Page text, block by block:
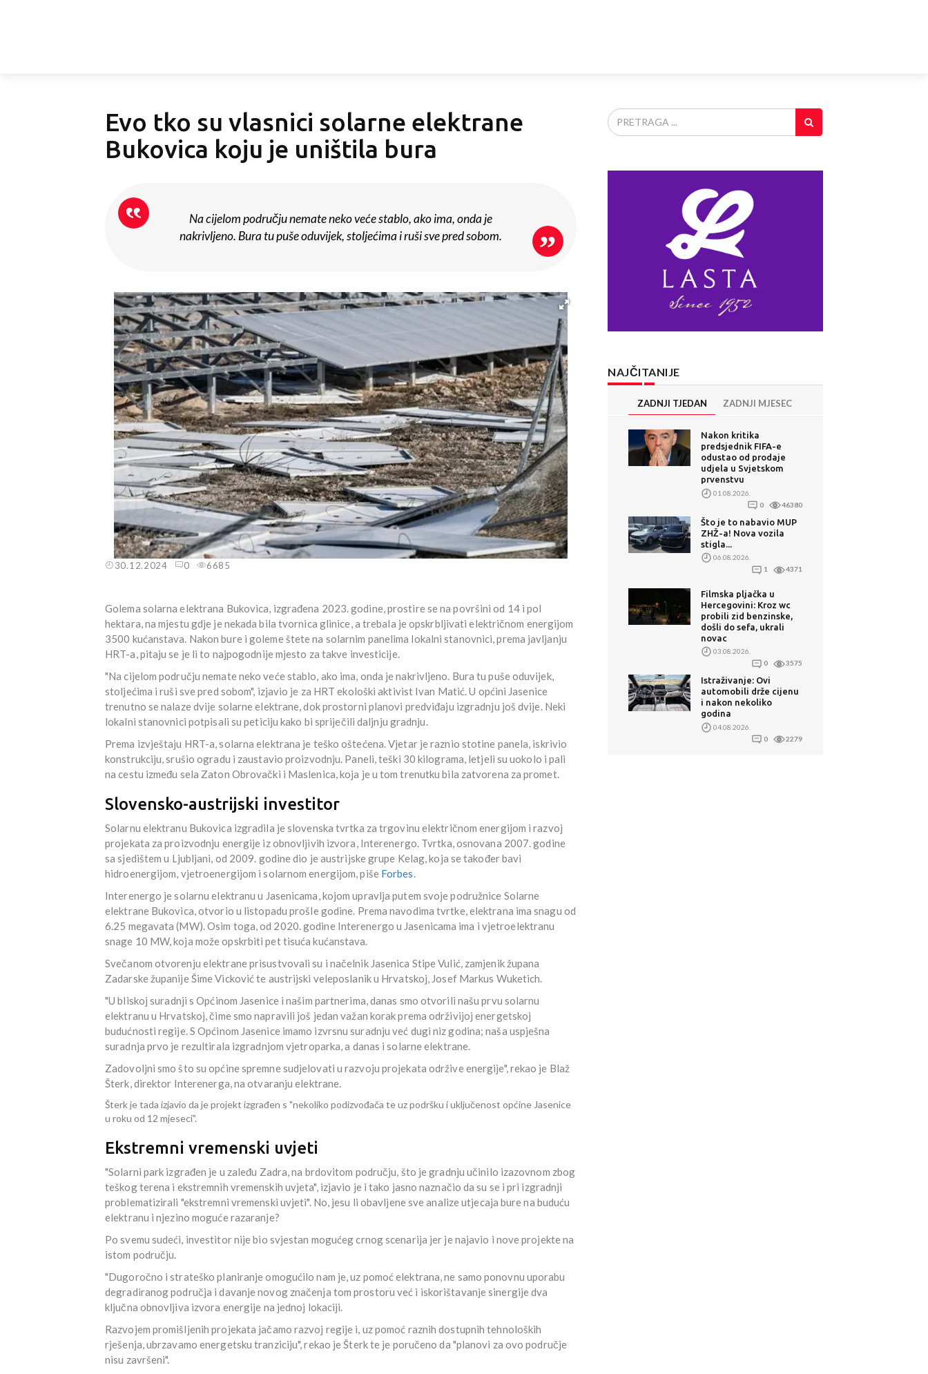
Evo tko su vlasnici solarne elektrane
Bukovica koju je uništila bura
Na cijelom području nemate neko veće stablo, ako ima, onda je
nakrivljeno. Bura tu puše oduvijek, stoljećima i ruši sve pred sobom.
30.12.2024 0 6685
Golema solarna elektrana Bukovica, izgrađena 2023. godine, prostire se na površini od 14 i pol
hektara, na mjestu gdje je nekada bila tvornica glinice, a trebala je opskrbljivati električnom energijom
3500 kućanstava. Nakon bure i goleme štete na solarnim panelima lokalni stanovnici, prema javljanju
HRT-a, pitaju se je li to najpogodnije mjesto za takve investicije.
"Na cijelom području nemate neko veće stablo, ako ima, onda je nakrivljeno. Bura tu puše oduvijek,
stoljećima i ruši sve pred sobom", izjavio je za HRT ekološki aktivist Ivan Matić. U općini Jasenice
trenutno se nalaze dvije solarne elektrane, dok prostorni planovi predviđaju izgradnju još dvije. Neki
lokalni stanovnici potpisali su peticiju kako bi spriječili daljnju gradnju.
Prema izvještaju HRT-a, solarna elektrana je teško oštećena. Vjetar je raznio stotine panela, iskrivio
konstrukciju, srušio ogradu i zaustavio proizvodnju. Paneli, teški 30 kilograma, letjeli su uokolo i pali
na cestu između sela Zaton Obrovački i Maslenica, koja je u tom trenutku bila zatvorena za promet.
Slovensko-austrijski investitor
Solarnu elektranu Bukovica izgradila je slovenska tvrtka za trgovinu električnom energijom i razvoj
projekata za proizvodnju energije iz obnovljivih izvora, Interenergo. Tvrtka, osnovana 2007. godine
sa sjedištem u Ljubljani, od 2009. godine dio je austrijske grupe Kelag, koja se također bavi
hidroenergijom, vjetroenergijom i solarnom energijom, piše Forbes.
Interenergo je solarnu elektranu u Jasenicama, kojom upravlja putem svoje podružnice Solarne
elektrane Bukovica, otvorio u listopadu prošle godine. Prema navodima tvrtke, elektrana ima snagu od
6.25 megavata (MW). Osim toga, od 2020. godine Interenergo u Jasenicama ima i vjetroelektranu
snage 10 MW, koja može opskrbiti pet tisuća kućanstava.
Svečanom otvorenju elektrane prisustvovali su i načelnik Jasenica Stipe Vulić, zamjenik župana
Zadarske županije Šime Vicković te austrijski veleposlanik u Hrvatskoj, Josef Markus Wuketich.
"U bliskoj suradnji s Općinom Jasenice i našim partnerima, danas smo otvorili našu prvu solarnu
elektranu u Hrvatskoj, čime smo napravili još jedan važan korak prema održivijoj energetskoj
budućnosti regije. S Općinom Jasenice imamo izvrsnu suradnju već dugi niz godina; naša uspješna
suradnja prvo je rezultirala izgradnjom vjetroparka, a danas i solarne elektrane.
Zadovoljni smo što su općine spremne sudjelovati u razvoju projekata održive energije", rekao je Blaž
Šterk, direktor Interenerga, na otvaranju elektrane.
Šterk je tada izjavio da je projekt izgrađen s "nekoliko podizvođača te uz podršku i uključenost općine Jasenice
u roku od 12 mjeseci".
Ekstremni vremenski uvjeti
"Solarni park izgrađen je u zaleđu Zadra, na brdovitom području, što je gradnju učinilo izazovnom zbog
teškog terena i ekstremnih vremenskih uvjeta", izjavio je i tako jasno naznačio da su se i pri izgradnji
problematizirali "ekstremni vremenski uvjeti". No, jesu li obavljene sve analize utjecaja bure na buduću
elektranu i njezino moguće razaranje?
Po svemu sudeći, investitor nije bio svjestan mogućeg crnog scenarija jer je najavio i nove projekte na
istom području.
"Dugoročno i strateško planiranje omogućilo nam je, uz pomoć elektrana, ne samo ponovnu uporabu
degradiranog područja i davanje novog značenja tom prostoru već i iskorištavanje sinergije dva
ključna obnovljiva izvora energije na jednoj lokaciji.
Razvojem promišljenih projekata jačamo razvoj regije i, uz pomoć raznih dostupnih tehnoloških
rješenja, ubrzavamo energetsku tranziciju", rekao je Šterk te je poručeno da "planovi za ovo područje
nisu završeni".
NAJČITANIJE
ZADNJI TJEDAN ZADNJI MJESEC
Nakon kritika
predsjednik FIFA-e
odustao od prodaje
udjela u Svjetskom
prvenstvu
01.08.2026.
0
46380
Što je to nabavio MUP
ZHŽ-a! Nova vozila
stigla...
06.08.2026.
1
4371
Filmska pljačka u
Hercegovini: Kroz wc
probili zid benzinske,
došli do sefa, ukrali
novac
03.08.2026.
0
3575
Istraživanje: Ovi
automobili drže cijenu
i nakon nekoliko
godina
04.08.2026.
0
2279